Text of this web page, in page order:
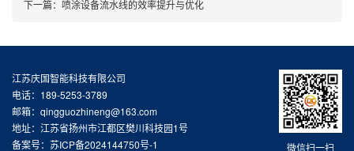
下一篇： 喷涂设备流水线的效率提升与优化
微信扫一扫
江苏庆国智能科技有限公司
电话：189-5253-3789
邮箱：qingguozhineng@163.com
地址：江苏省扬州市江都区樊川科技园1号
备案号： 苏ICP备2024144750号-1